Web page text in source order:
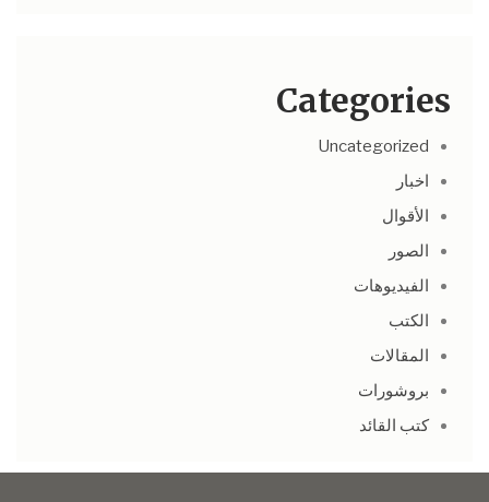
Categories
Uncategorized
اخبار
الأقوال
الصور
الفيديوهات
الكتب
المقالات
بروشورات
كتب القائد